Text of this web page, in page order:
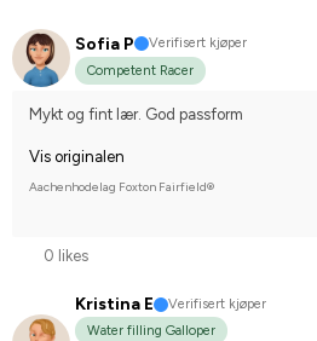
Sofia P
Verifisert kjøper
Competent Racer
Mykt og fint lær. God passform
Vis originalen
Aachenhodelag Foxton Fairfield®
0 likes
Kristina E
Verifisert kjøper
Water filling Galloper